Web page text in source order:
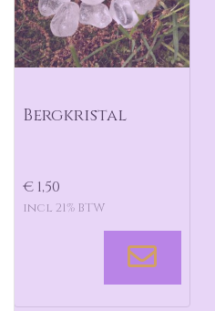
Bergkristal
€ 1,50
incl 21% BTW